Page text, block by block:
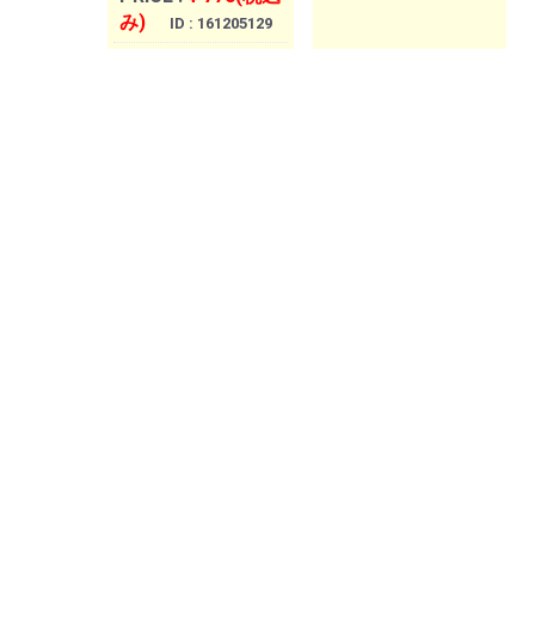
み)
ID : 161205129